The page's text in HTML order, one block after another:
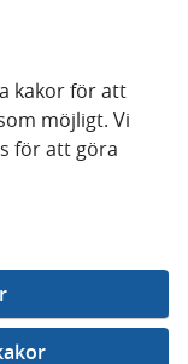
kakor för att
möjligt. Vi
för att göra